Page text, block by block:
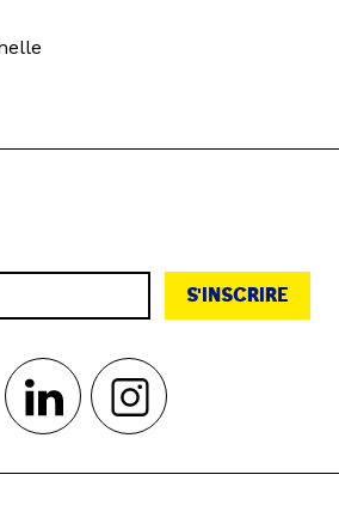
S'INSCRIRE